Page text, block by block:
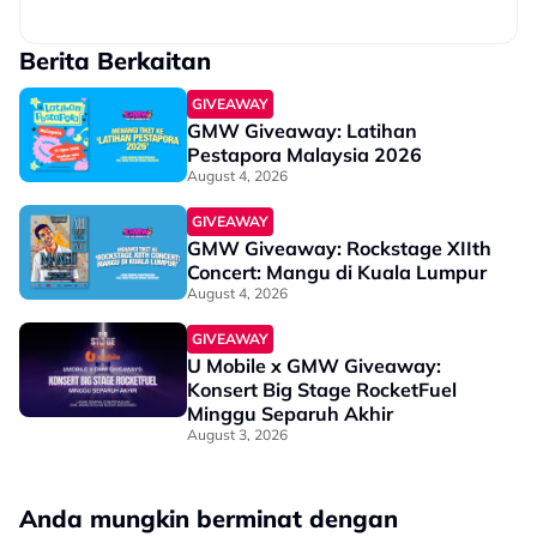
Berita Berkaitan
GIVEAWAY
GMW Giveaway: Latihan
Pestapora Malaysia 2026
August 4, 2026
GIVEAWAY
GMW Giveaway: Rockstage XIIth
Concert: Mangu di Kuala Lumpur
August 4, 2026
GIVEAWAY
U Mobile x GMW Giveaway:
Konsert Big Stage RocketFuel
Minggu Separuh Akhir
August 3, 2026
Anda mungkin berminat dengan